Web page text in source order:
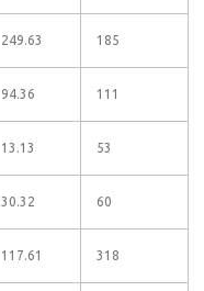
249.63 185
94.36 111
13.13 53
30.32 60
117.61 318